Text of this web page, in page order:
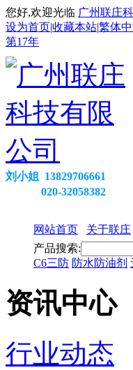
您好,欢迎光临 广州联庄
设为首页|收藏本站|繁体
第17年
刘小姐 13829706661
020-32058382
网站首页 关于联庄
产品搜索:
C6三防 防水防油剂
资讯中心
行业动态